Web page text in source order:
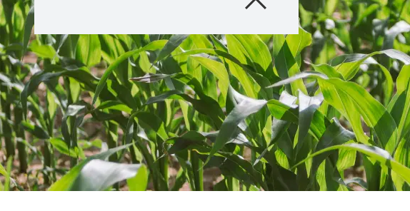
Asesoramiento
Testimonios y
Servicios
Acerca de